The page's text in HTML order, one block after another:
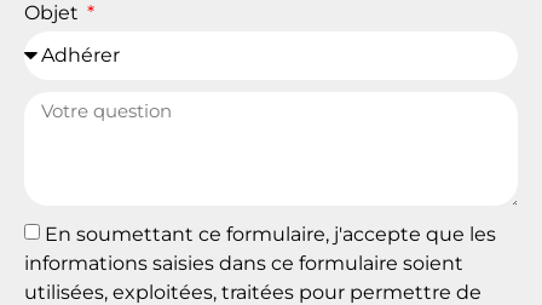
Objet
En soumettant ce formulaire, j'accepte que les
informations saisies dans ce formulaire soient
utilisées, exploitées, traitées pour permettre de